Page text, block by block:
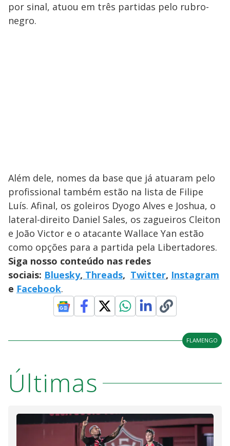
por sinal, atuou em três partidas pelo rubro-
negro.
Além dele, nomes da base que já atuaram pelo
profissional também estão na lista de Filipe
Luís. Afinal, os goleiros Dyogo Alves e Joshua, o
lateral-direito Daniel Sales, os zagueiros Cleiton
e João Victor e o atacante Wallace Yan estão
como opções para a partida pela Libertadores.
Siga nosso conteúdo nas redes
sociais: Bluesky, Threads, Twitter, Instagram
e Facebook.
FLAMENGO
Últimas